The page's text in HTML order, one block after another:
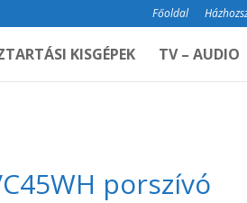
Főoldal
KISGÉPEK TV – AUDIO
porszívó